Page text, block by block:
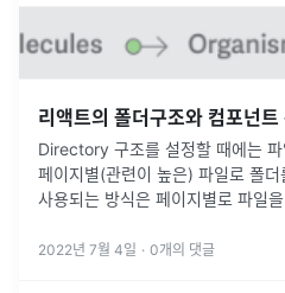
리액트의 폴더구조와 컴포넌트
Directory 구조를 설정할 때에는
페이지별(관련이 높은) 파일로 폴
사용되는 방식은 페이지별로 파일
2022년 7월 4일 · 0개의 댓글